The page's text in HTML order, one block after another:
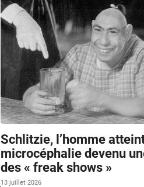
Schlitzie, l’homme
microcéphalie devenu
des « freak shows »
13 juillet 2026